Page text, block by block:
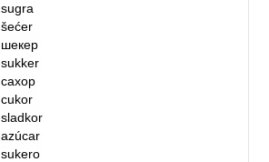
sugra
šećer
шекер
sukker
сахор
cukor
sladkor
azúcar
sukero